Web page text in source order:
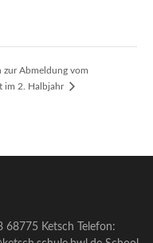
zur Abmeldung vom
im 2. Halbjahr
68775 Ketsch Telefon: